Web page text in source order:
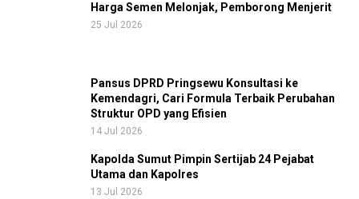
Harga Semen Melonjak, Pemborong Menjerit
25 Jul 2026
Pansus DPRD Pringsewu Konsultasi ke
Kemendagri, Cari Formula Terbaik Perubahan
Struktur OPD yang Efisien
14 Jul 2026
Kapolda Sumut Pimpin Sertijab 24 Pejabat
Utama dan Kapolres
13 Jul 2026